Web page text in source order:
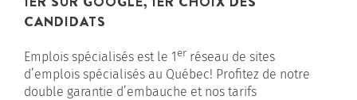
CANDIDATS
Emplois spécialisés est le 1er réseau de sites
d’emplois spécialisés au Québec! Profitez de notre
double garantie d’embauche et nos tarifs